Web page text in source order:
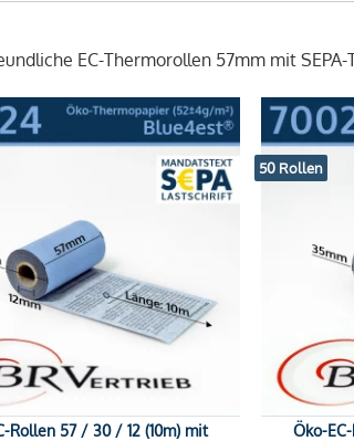
EC-Thermorollen 57mm mit
Rollen 57 / 30 / 12 (10m) mit
50 Rollen
Öko-